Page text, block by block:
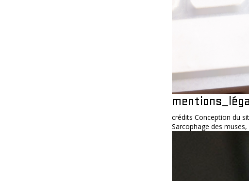
crédits Conception du
Sarcophage des